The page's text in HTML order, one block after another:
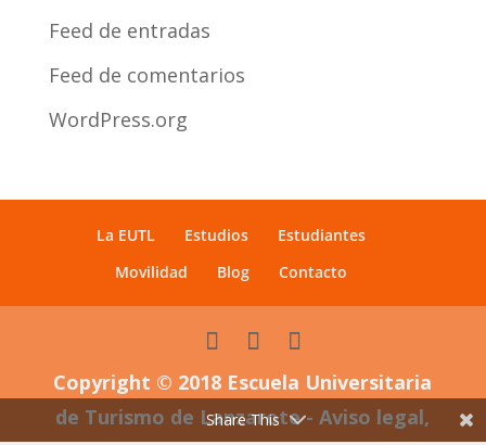
Feed de entradas
Feed de comentarios
WordPress.org
La EUTL Estudios
Estudiantes
Movilidad
Blog Contacto
Copyright © 2018 Escuela Universitaria
de Turismo de Lanzarote - Aviso legal,
Share This